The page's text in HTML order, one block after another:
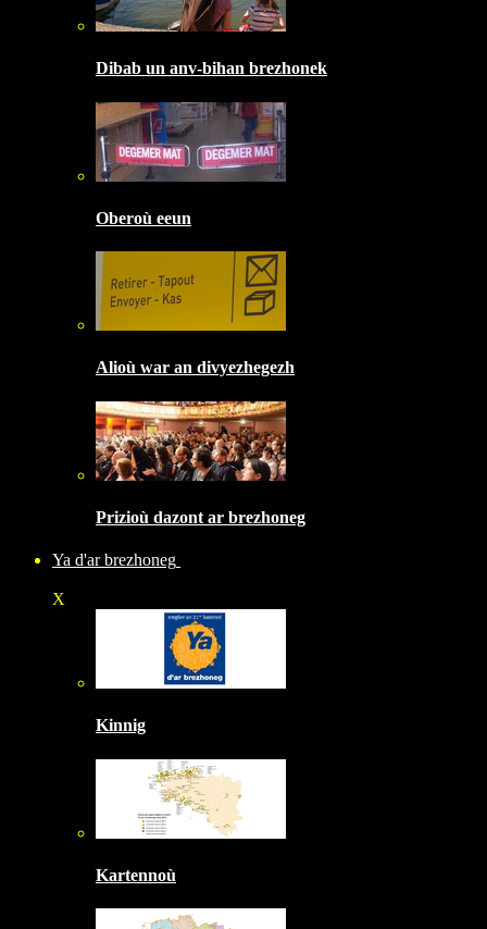
Dibab un anv-bihan brezhonek
Oberoù eeun
Alioù war an divyezhegezh
Prizioù dazont ar brezhoneg
Ya d'ar brezhoneg
X
Kinnig
Kartennoù